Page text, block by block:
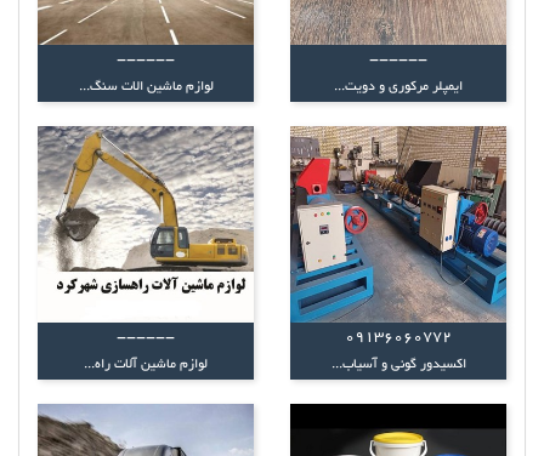
------
ایمپلر مرکوری و دویت...
------
لوازم ماشین الات سنگ...
09136060772
اکسیدور گونی و آسیاب...
------
لوازم ماشین آلات راه...